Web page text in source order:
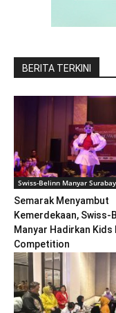
BERITA TERKINI
Swiss-Belinn Manyar
Semarak Menyambut
Kemerdekaan, Swiss-
Manyar Hadirkan Kids
Competition